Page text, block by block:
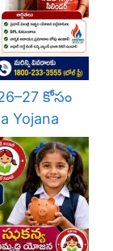
కోసం
Yojana